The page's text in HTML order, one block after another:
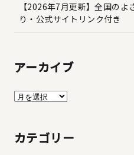
【2026年7月更新】全国の
り・公式サイトリンク付き
アーカイブ
ア
イ
カテゴリー